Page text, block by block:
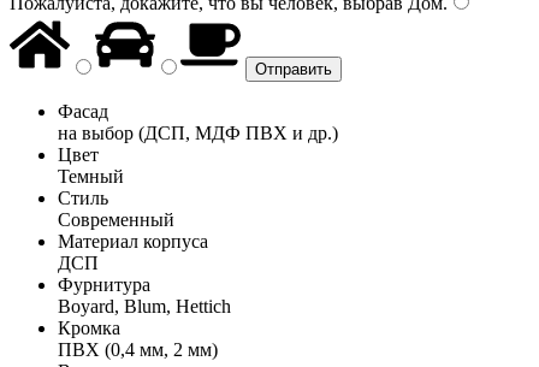
Фасад
на выбор (ДСП, МДФ ПВХ и др.)
Цвет
Темный
Стиль
Современный
Материал корпуса
ДСП
Фурнитура
Boyard, Blum, Hettich
Кромка
ПВХ (0,4 мм, 2 мм)